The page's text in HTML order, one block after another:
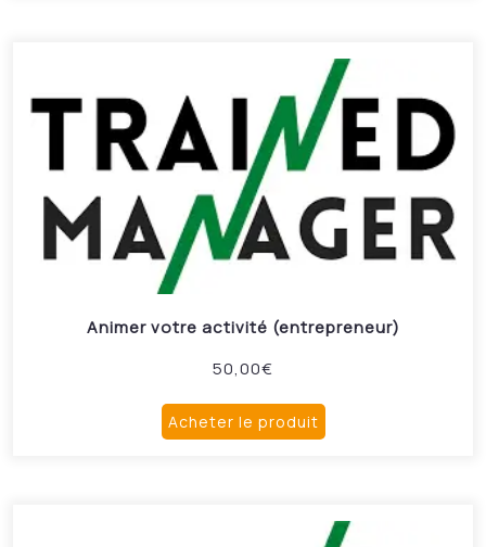
Animer votre activité (entrepreneur)
50,00€
Acheter le produit